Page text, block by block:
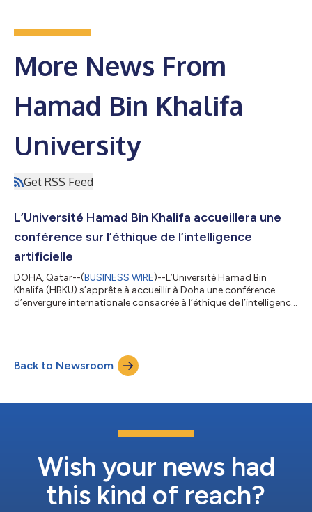
More News From
Hamad Bin Khalifa
University
Get RSS Feed
L’Université Hamad Bin Khalifa accueillera une
conférence sur l’éthique de l’intelligence
artificielle
DOHA, Qatar--(BUSINESS WIRE)--L’Université Hamad Bin
Khalifa (HBKU) s’apprête à accueillir à Doha une conférence
d’envergure internationale consacrée à l’éthique de l’intelligence
événement marquant se veut un carrefour essentiel réunissant
des universitaires de renom, des décideurs politiques, des
Back to Newsroom
Wish your news had
this kind of reach?